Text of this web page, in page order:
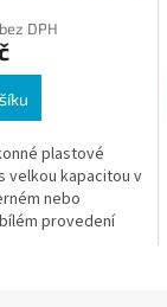
DPH
plastové
velkou kapacitou v
nebo
provedení